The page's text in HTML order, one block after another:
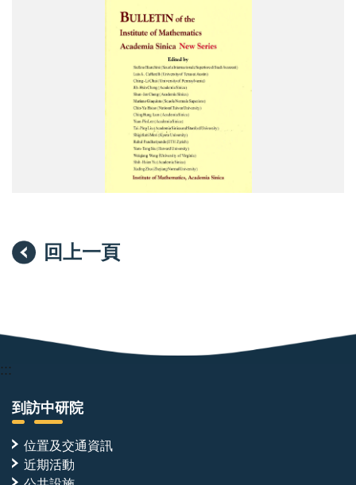
回上一頁
:::
到訪中研院
位置及交通資訊
近期活動